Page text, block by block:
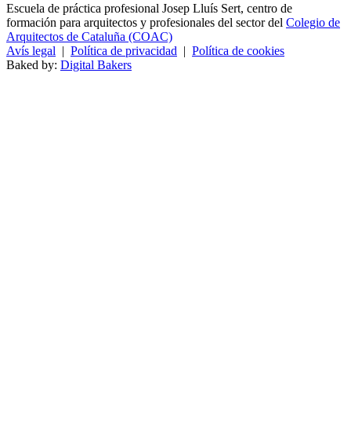
Escuela de práctica profesional Josep Lluís Sert, centro de
formación para arquitectos y profesionales del sector del Colegio de
Arquitectos de Cataluña (COAC)
Avís legal | Política de privacidad | Política de cookies
Baked by: Digital Bakers